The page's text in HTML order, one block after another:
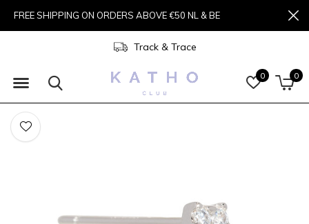
0 0
Track & Trace
FREE SHIPPING ON ORDERS ABOVE €50 NL & BE